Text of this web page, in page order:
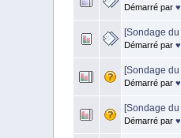
Démarré par
[Sondage
Démarré par
[Sondage
Démarré par
[Sondage
Démarré par